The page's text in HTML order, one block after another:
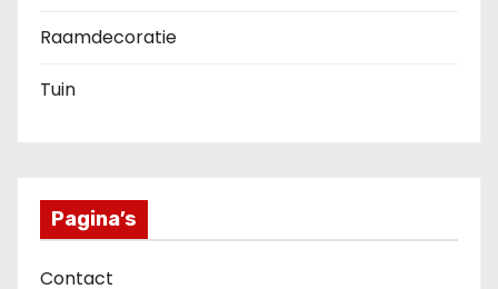
Raamdecoratie
Tuin
Pagina’s
Contact